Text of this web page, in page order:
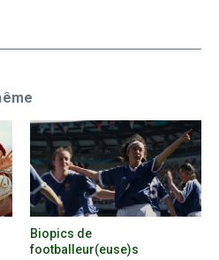
Biopics de
footballeur(euse)s